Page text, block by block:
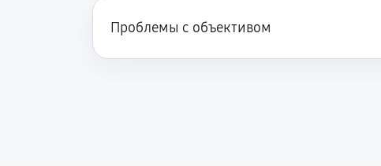
Проблемы с объективом